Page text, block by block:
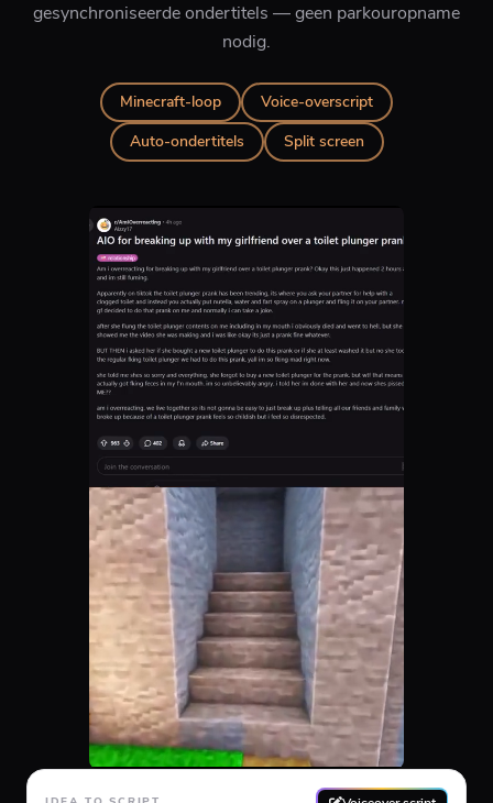
gesynchroniseerde ondertitels — geen parkouropname
nodig.
Minecraft-loop
Voice-overscript
Auto-ondertitels
Split screen